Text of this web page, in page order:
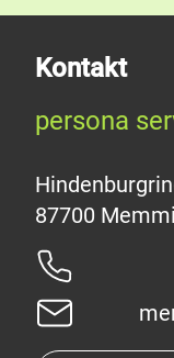
Kontakt
persona